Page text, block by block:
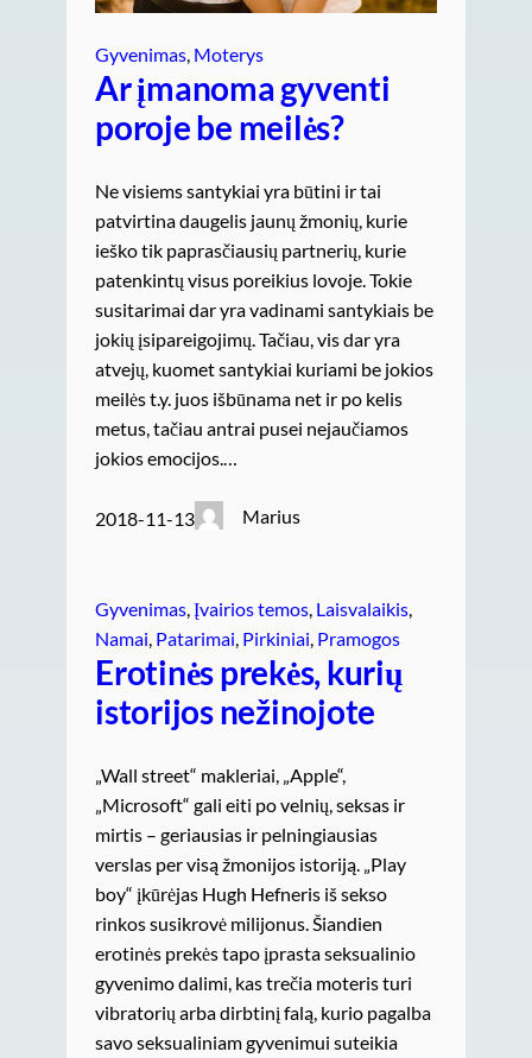
Gyvenimas, Moterys
Ar įmanoma gyventi
poroje be meilės?
Ne visiems santykiai yra būtini ir tai
patvirtina daugelis jaunų žmonių, kurie
ieško tik paprasčiausių partnerių, kurie
patenkintų visus poreikius lovoje. Tokie
susitarimai dar yra vadinami santykiais be
jokių įsipareigojimų. Tačiau, vis dar yra
atvejų, kuomet santykiai kuriami be jokios
meilės t.y. juos išbūnama net ir po kelis
metus, tačiau antrai pusei nejaučiamos
jokios emocijos.…
2018-11-13 Marius
Gyvenimas, Įvairios temos, Laisvalaikis
Namai, Patarimai, Pirkiniai, Pramogos
Erotinės prekės, kurių
istorijos nežinojote
„Wall street“ makleriai, „Apple“,
„Microsoft“ gali eiti po velnių, seksas ir
mirtis – geriausias ir pelningiausias
verslas per visą žmonijos istoriją. „Play
boy“ įkūrėjas Hugh Hefneris iš sekso
rinkos susikrovė milijonus. Šiandien
erotinės prekės tapo įprasta seksualinio
gyvenimo dalimi, kas trečia moteris turi
vibratorių arba dirbtinį falą, kurio pagalba
savo seksualiniam gyvenimui suteikia